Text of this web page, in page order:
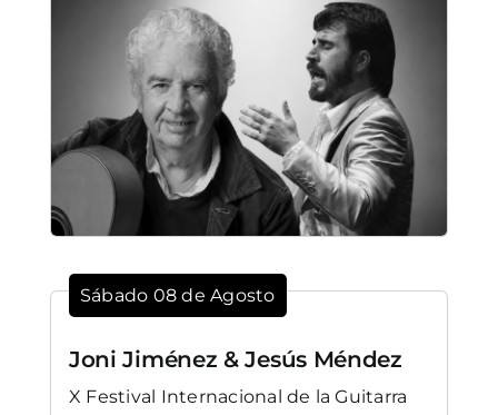
Sábado 08 de Agosto
Joni Jiménez & Jesús Méndez
X Festival Internacional de la Guitarra